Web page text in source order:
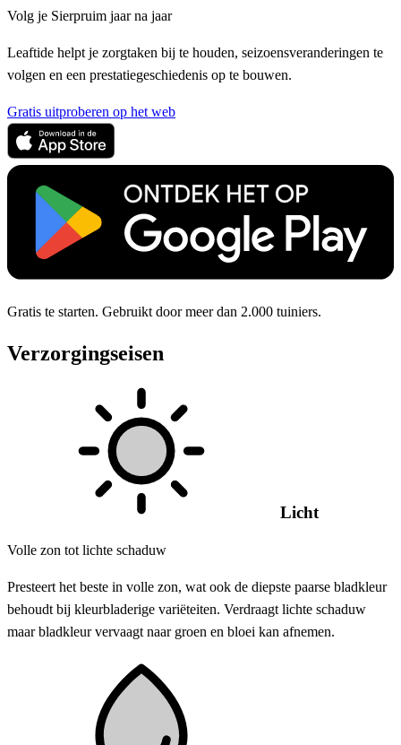
Volg je Sierpruim jaar na jaar
Leaftide helpt je zorgtaken bij te houden, seizoensveranderingen te
volgen en een prestatiegeschiedenis op te bouwen.
Gratis uitproberen op het web
Gratis te starten. Gebruikt door meer dan 2.000 tuiniers.
Verzorgingseisen
Licht
Volle zon tot lichte schaduw
Presteert het beste in volle zon, wat ook de diepste paarse bladkleur
behoudt bij kleurbladerige variëteiten. Verdraagt lichte schaduw
maar bladkleur vervaagt naar groen en bloei kan afnemen.